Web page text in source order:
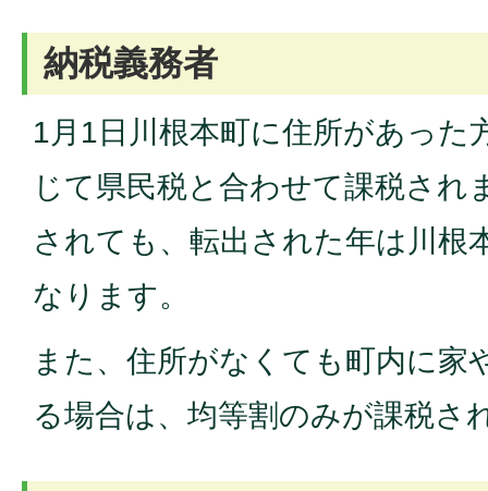
納税義務者
1月1日川根本町に住所があった
じて県民税と合わせて課税され
されても、転出された年は川根
なります。
また、住所がなくても町内に家
る場合は、均等割のみが課税さ